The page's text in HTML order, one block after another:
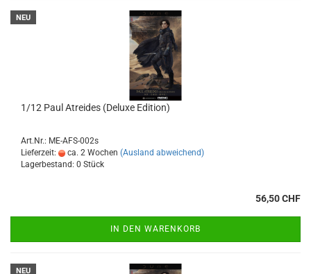
NEU
1/12 Paul Atreides (Deluxe Edition)
Art.Nr.: ME-AFS-002s
Lieferzeit:
ca. 2 Wochen (Ausland abweichend)
Lagerbestand: 0 Stück
56,50 CHF
IN DEN WARENKORB
NEU